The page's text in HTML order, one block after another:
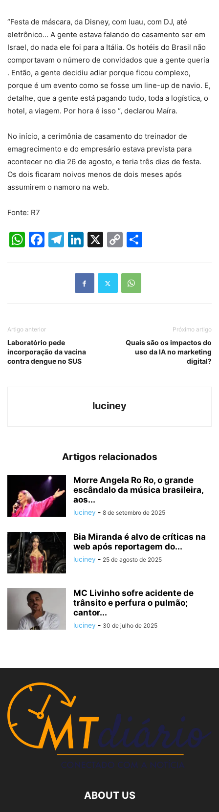
“Festa de máscara, da Disney, com luau, com DJ, até
eletrônico… A gente estava falando do casamento ser em
Israel, do nada ele foi para a Itália. Os hotéis do Brasil não
comportavam o número de convidados que a gente queria
. Então, a gente decidiu adiar porque ficou complexo,
porque é um evento como se fosse um line-up de navio. E,
detalhe, que a gente está pagando tudo, toda a logística, o
hotel, a viagem. Por hora é isso “, declarou Maíra.
No início, a cerimônia de casamento do treinador de
emagrecimento e do empresário estava prevista para
acontecer no dia 26 de agosto, e teria três dias de festa.
Os dois ficaram noivos menos de dois meses após
assumirem o namoro na web.
Fonte: R7
WhatsApp
Facebook
Telegram
LinkedIn
X
Copy
Artigo anterior
Laboratório pede
incorporação da vacina
contra dengue no SUS
Próximo artigo
Quais são os impactos do
uso da IA no marketing
digital?
luciney
Artigos relacionados
Morre Angela Ro Ro, o grande
escândalo da música brasileira,
aos...
luciney - 8 de setembro de 2025
Bia Miranda é alvo de críticas na
web após reportagem do...
luciney - 25 de agosto de 2025
MC Livinho sofre acidente de
trânsito e perfura o pulmão;
cantor...
luciney - 30 de julho de 2025
ABOUT US